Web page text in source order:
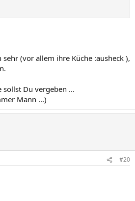
sehr (vor allem ihre Küche :ausheck ),
sollst Du vergeben ...
Mann ...)
#20